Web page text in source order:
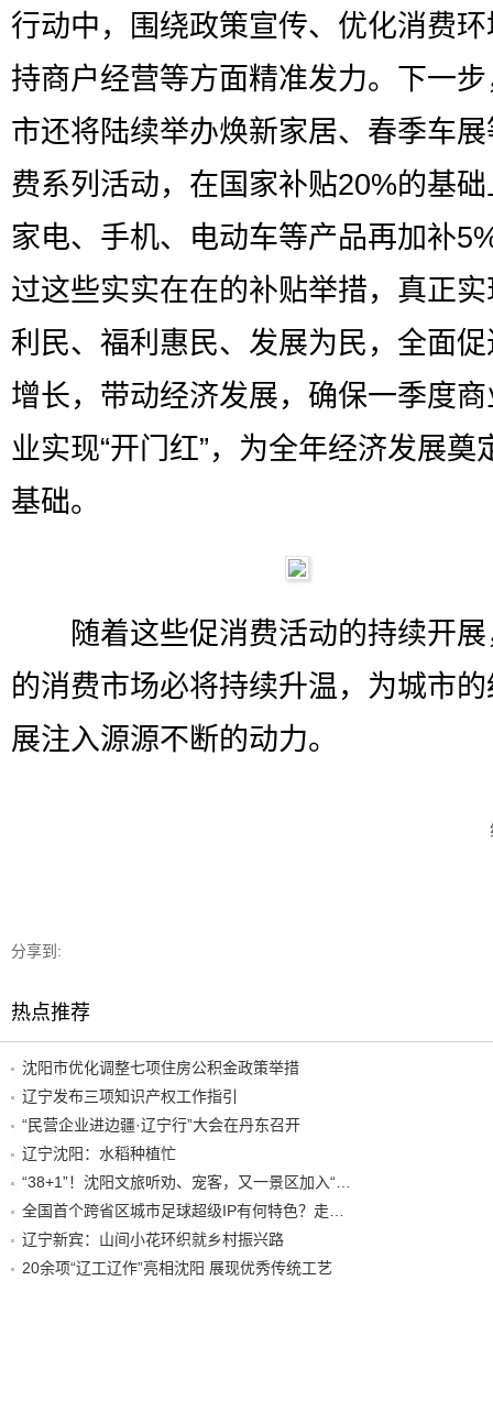
行动中，围绕政策宣传、优化消费
持商户经营等方面精准发力。下一
市还将陆续举办焕新家居、春季车
费系列活动，在国家补贴20%的基
家电、手机、电动车等产品再加补
过这些实实在在的补贴举措，真正
利民、福利惠民、发展为民，全面
增长，带动经济发展，确保一季度
业实现“开门红”，为全年经济发展奠
基础。
随着这些促消费活动的持续开展
的消费市场必将持续升温，为城市
展注入源源不断的动力。
分享到:
热点推荐
沈阳市优化调整七项住房公积金政策举措
辽宁发布三项知识产权工作指引
“民营企业进边疆·辽宁行”大会在丹东召开
辽宁沈阳：水稻种植忙
辽宁新宾：山间小花环织就乡村振兴路
20余项“辽工辽作”亮相沈阳 展现优秀传统工艺